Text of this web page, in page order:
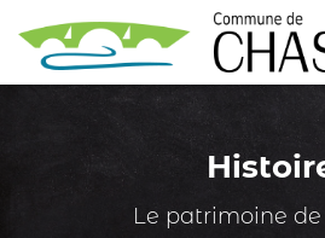
Le patrimoine de